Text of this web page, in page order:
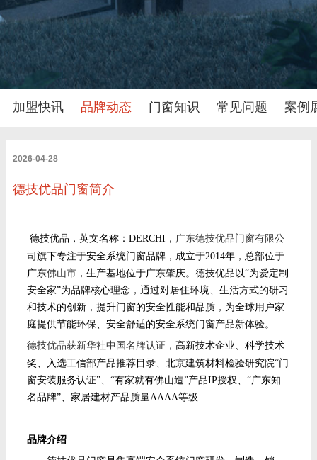
加盟快讯 品牌动态 门窗知识 常见问题 案例
2026-04-28
德技优品门窗简介
德技优品，英文名称：DERCHI， 广东德技优品门窗有限公
司 旗下专注于安全系统门窗品牌，成立于2014年，总部位于
广东佛山市，生产基地位于广东肇庆。德技优品以“为爱定制
安全家”为品牌核心理念，通过对居住环境、生活方式的研习
和技术的创新，提升门窗的安全性能和品质，为全球用户家
庭提供节能环保、安全舒适的安全系统门窗产品新体验。
德技优品获新华社中国名牌认证， 高新技术企业、科学技术
奖、
入选工信部产品推荐目录、北京建筑材料检验研究院“门
窗安装服务认证”、 “有家就有佛山造”产品IP授权、“广东知
名品牌”、家居建材产品质量AAAA等级
品牌介绍